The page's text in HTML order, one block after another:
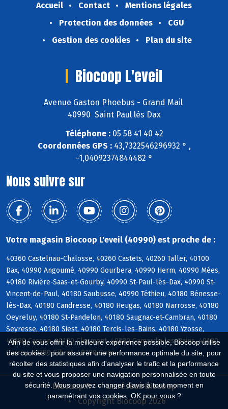
Afin de vous offrir la meilleure expérience possible, Biocoop utilise
des cookies : pour assurer une performance optimale du site, pour
récolter des statistiques afin d'analyser le trafic et la performance
du site et vous proposer une navigation personnalisée en toute
sécurité. Vous pouvez changer d'avis à tout moment en
paramétrant vos cookies. OK pour vous ?
Accueil Contact
Mentions légales
Protection des données
CGU
Gestion des cookies
Plan du site
Biocoop L'eveil
Avenue Gaston Phoebus - Grand Mail
40990 Saint Paul lès Dax
Téléphone :05 58 41 40 42
Coordonnées GPS :43,7322546296932 ° ,
-1,04092374844482 °
Nous suivre sur
Votre magasin Biocoop L'eveil (40990) est proche de :
40360 Castelnau-Chalosse, 40260 Castets, 40260 Taller, 40100
Dax, 40990 Angoumé, 40990 Gourbera, 40990 Herm, 40990 Mées,
40180 Rivière-Saas-et-Gourby, 40990 St-Paul-lès-Dax, 40990 St-
Vincent-de-Paul, 40180 Saubusse, 40990 Téthieu, 40180 Bénesse-
lès-Dax, 40180 Candresse, 40180 Heugas, 40180 Narrosse, 40180
Oeyreluy, 40180 St-Pandelon, 40180 Saugnac-et-Cambran, 40180
Seyresse, 40180 Siest, 40180 Tercis-les-Bains, 40180 Yzosse,
40380 Cassen, 40180 Clermont, 40380 Gamarde-les-Bains, 40180
Garrey, 40380 Gibret, 40180 Goos
Biocoop.fr
Le réseau Biocoop
Copyright Biocoop 2026